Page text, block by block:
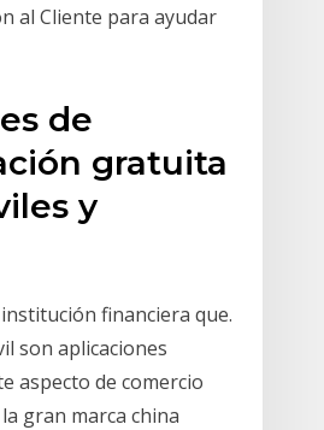
al Cliente para ayudar
de
gratuita
y
financiera que.
son aplicaciones
aspecto de comercio
gran marca china